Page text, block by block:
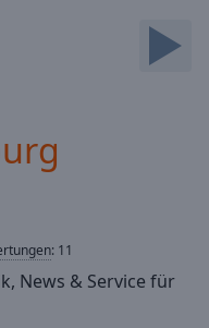
: 11
News & Service für